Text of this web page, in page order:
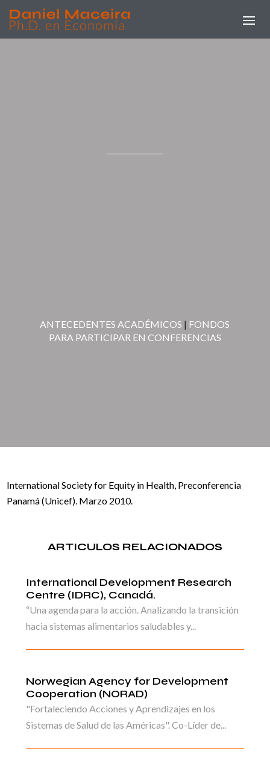
ANTECEDENTES ACADÉMICOS | FONDOS
PARA PARTICIPAR EN CONFERENCIAS
International Society for Equity in Health, Preconferencia
Panamá (Unicef). Marzo 2010.
ARTICULOS RELACIONADOS
International Development Research
Centre (IDRC), Canadá.
“Una agenda para la acción. Analizando la transición
hacia sistemas alimentarios saludables y...
Norwegian Agency for Development
Cooperation (NORAD)
"Fortaleciendo Acciones y Aprendizajes en los
Sistemas de Salud de las Américas". Co-Líder de...